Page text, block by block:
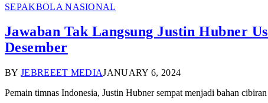
SEPAKBOLA NASIONAL
Jawaban Tak Langsung Justin Hubner
Desember
BY JEBREEET MEDIAJANUARY 6, 2024
Pemain timnas Indonesia, Justin Hubner sempat menjadi bahan